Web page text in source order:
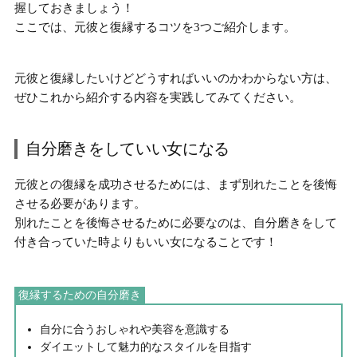
握しておきましょう！
ここでは、 元彼と復縁するコツを3つご紹介します。
元彼と復縁したいけどどうすればいいのかわからない方は、
ぜひこれから紹介する内容を実践してみてください。
自分磨きをしていい女になる
元彼との復縁を成功させるためには、まず別れたことを後悔
させる必要があります。
別れたことを後悔させるために必要なのは、
自分磨きをして
付き合っていた時よりもいい女になる ことです！
復縁するための自分磨き
自分に合うおしゃれや美容を意識する
ダイエットして魅力的なスタイルを目指す